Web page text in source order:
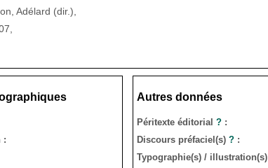
Adélard (dir.),
:
Autres données
Péritexte éditorial ? :
Discours préfaciel(s) ? :
Typographie(s) / illustration(s)